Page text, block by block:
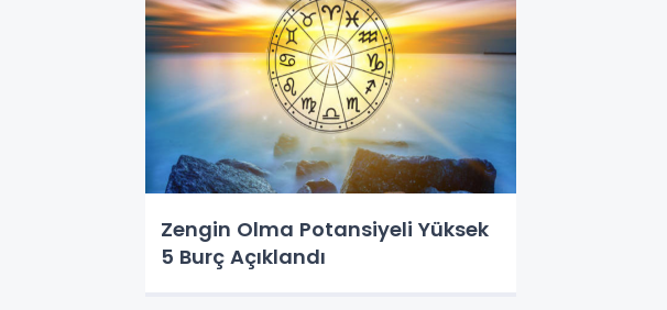
Zengin Olma Potansiyeli Yüksek
5 Burç Açıklandı